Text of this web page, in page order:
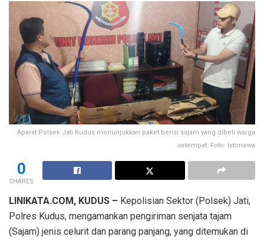
Aparat Polsek Jati Kudus menunjukkan paket berisi sajam yang dibeli warga
setempat. Foto: Istimewa
0
SHARES
LINIKATA.COM, KUDUS – Kepolisian Sektor (Polsek) Jati,
Polres Kudus, mengamankan pengiriman senjata tajam
(Sajam) jenis celurit dan parang panjang, yang ditemukan di